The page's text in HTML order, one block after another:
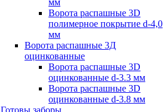
мм
Ворота распашные 3D
полимерное покрытие d-4,0
мм
Ворота распашные 3Д
оцинкованные
Ворота распашные 3D
оцинкованные d-3.3 мм
Ворота распашные 3D
оцинкованные d-3.8 мм